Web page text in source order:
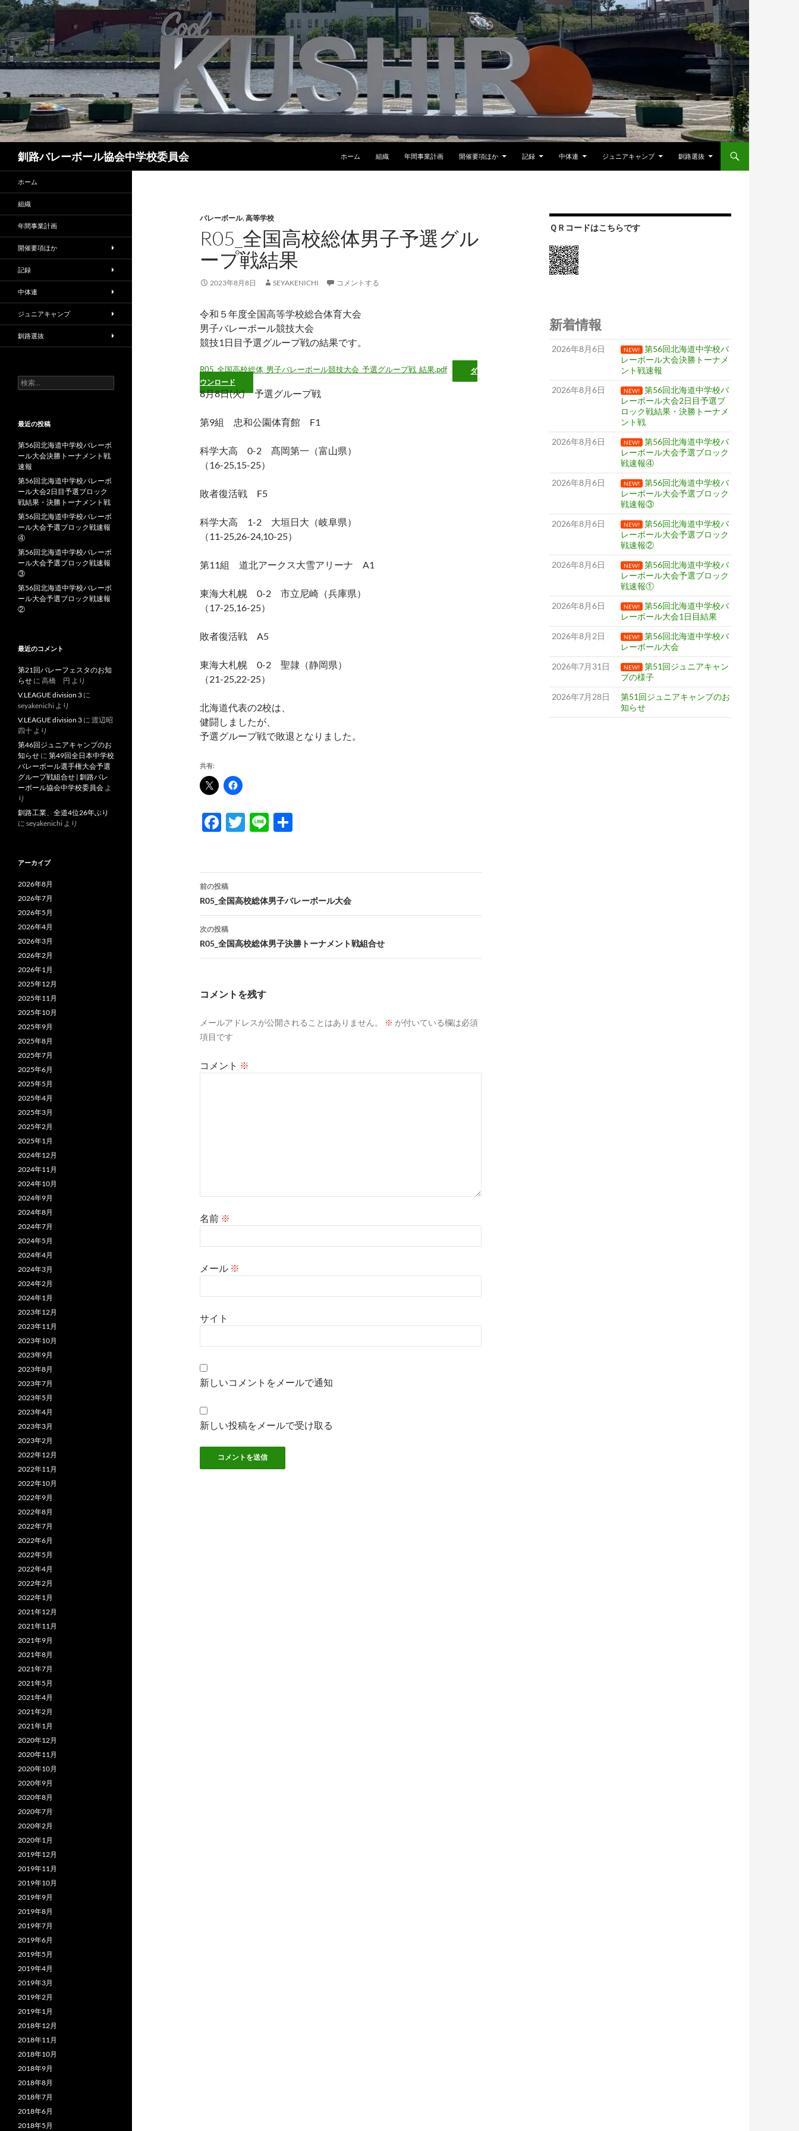
コ
ン
テ
ン
ツ
ス
キ
ッ
プ
釧路バレーボール協会中学校委員会 ホーム 組織 年間事業計画 開催要項ほか 記録 中体連 ジュニアキャンプ 釧路選抜
バレーボール,高等学校
R05_全国高校総体男子予選グル
ープ戦結果
2023年8月8日 SEYAKENICHI コメントする
令和５年度全国高等学校総合体育大会
男子バレーボール競技大会
競技1日目予選グループ戦の結果です。
R05_全国高校総体_男子バレーボール競技大会_予選グループ戦_結果.pdf
ダ
ウンロード
8月8日(火) 予選グループ戦
第9組 忠和公園体育館 F1
科学大高 0-2 髙岡第一（富山県）
（16-25,15-25）
敗者復活戦 F5
科学大高 1-2 大垣日大（岐阜県）
（11-25,26-24,10-25）
第11組 道北アークス大雪アリーナ A1
東海大札幌 0-2 市立尼崎（兵庫県）
（17-25,16-25）
敗者復活戦 A5
東海大札幌 0-2 聖隷（静岡県）
（21-25,22-25）
北海道代表の2校は、
健闘しましたが、
予選グループ戦で敗退となりました。
共有:
F
b
o
o
k
T
er
Li
投
稿
ナ
ビ
ゲ
ョ
前の投稿
R05_全国高校総体男子バレーボール大会
次の投稿
R05_全国高校総体男子決勝トーナメント戦組合せ
コメントを残す
メールアドレスが公開されることはありません。 ※ が付いている欄は必須
項目です
コメント ※
名前 ※
メール ※
サイト
新しいコメントをメールで通知
新しい投稿をメールで受け取る
ＱＲコードはこちらです
新着情報
2026年8月6日 NEW! 第56回北海道中学校バ
レーボール大会決勝トーナメ
ント戦速報
2026年8月6日
NEW! 第56回北海道中学校バ
レーボール大会2日目予選ブ
ロック戦結果・決勝トーナメ
ント戦
2026年8月6日
NEW! 第56回北海道中学校バ
レーボール大会予選ブロック
戦速報④
2026年8月6日
NEW! 第56回北海道中学校バ
レーボール大会予選ブロック
戦速報③
2026年8月6日
NEW! 第56回北海道中学校バ
レーボール大会予選ブロック
戦速報②
2026年8月6日
NEW! 第56回北海道中学校バ
レーボール大会予選ブロック
戦速報①
2026年8月6日
NEW! 第56回北海道中学校バ
レーボール大会1日目結果
2026年8月2日
NEW! 第56回北海道中学校バ
レーボール大会
2026年7月31日
NEW! 第51回ジュニアキャン
プの様子
2026年7月28日
第51回ジュニアキャンプのお
知らせ
ホーム
組織
年間事業計画
開催要項ほか
記録
中体連
ジュニアキャンプ
釧路選抜
検
索:
最近の投稿
第56回北海道中学校バレーボ
ール大会決勝トーナメント戦
速報
第56回北海道中学校バレーボ
ール大会2日目予選ブロック
戦結果・決勝トーナメント戦
第56回北海道中学校バレーボ
ール大会予選ブロック戦速報
④
第56回北海道中学校バレーボ
ール大会予選ブロック戦速報
③
第56回北海道中学校バレーボ
ール大会予選ブロック戦速報
②
最近のコメント
第21回バレーフェスタのお知
らせ に 高橋 円 より
V.LEAGUE division 3 に
seyakenichi より
V.LEAGUE division 3 に 渡辺昭
四十 より
第46回ジュニアキャンプのお
知らせ に 第49回全日本中学校
バレーボール選手権大会予選
グループ戦組合せ | 釧路バレ
ーボール協会中学校委員会 よ
り
釧路工業、全道4位26年ぶり
に seyakenichi より
アーカイブ
2026年8月
2026年7月
2026年5月
2026年4月
2026年3月
2026年2月
2026年1月
2025年12月
2025年11月
2025年10月
2025年9月
2025年8月
2025年7月
2025年6月
2025年5月
2025年4月
2025年3月
2025年2月
2025年1月
2024年12月
2024年11月
2024年10月
2024年9月
2024年8月
2024年7月
2024年5月
2024年4月
2024年3月
2024年2月
2024年1月
2023年12月
2023年11月
2023年10月
2023年9月
2023年8月
2023年7月
2023年5月
2023年4月
2023年3月
2023年2月
2022年12月
2022年11月
2022年10月
2022年9月
2022年8月
2022年7月
2022年6月
2022年5月
2022年4月
2022年2月
2022年1月
2021年12月
2021年11月
2021年9月
2021年8月
2021年7月
2021年5月
2021年4月
2021年2月
2021年1月
2020年12月
2020年11月
2020年10月
2020年9月
2020年8月
2020年7月
2020年2月
2020年1月
2019年12月
2019年11月
2019年10月
2019年9月
2019年8月
2019年7月
2019年6月
2019年5月
2019年4月
2019年3月
2019年2月
2019年1月
2018年12月
2018年11月
2018年10月
2018年9月
2018年8月
2018年7月
2018年6月
2018年5月